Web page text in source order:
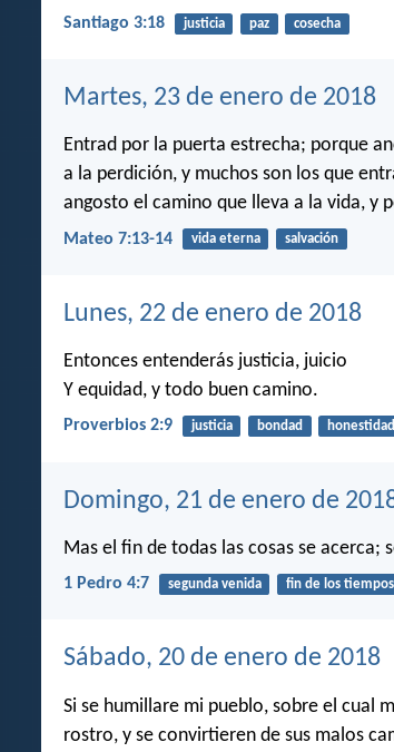
Santiago 3:18 justicia paz cosecha
Martes, 23 de enero de 2018
Entrad por la puerta estrecha; porque
a la perdición, y muchos son los que
angosto el camino que lleva a la vida, y
Mateo 7:13-14 vida eterna salvación
Lunes, 22 de enero de 2018
Entonces entenderás justicia, juicio
Y equidad, y todo buen camino.
Proverbios 2:9 justicia bondad honestidad
Domingo, 21 de enero de
Mas el fin de todas las cosas se acerca;
1 Pedro 4:7 segunda venida fin de los tiempos
Sábado, 20 de enero de 2018
Si se humillare mi pueblo, sobre el cual
rostro, y se convirtieren de sus malos